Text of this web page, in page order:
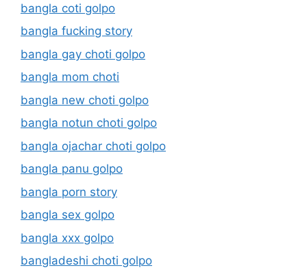
bangla coti golpo
bangla fucking story
bangla gay choti golpo
bangla mom choti
bangla new choti golpo
bangla notun choti golpo
bangla ojachar choti golpo
bangla panu golpo
bangla porn story
bangla sex golpo
bangla xxx golpo
bangladeshi choti golpo